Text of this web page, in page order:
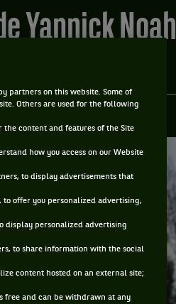
Yannick Noah
partners on this website. Some of
Others are used for the following
the content and features of the Site
how you access on our Website
to display advertisements that
to offer you personalized advertising,
display personalized advertising
to share information with the social
content hosted on an external site;
free and can be withdrawn at any